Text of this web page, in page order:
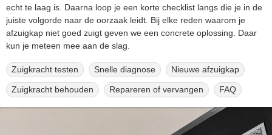
echt te laag is. Daarna loop je een korte checklist langs die je in de
juiste volgorde naar de oorzaak leidt. Bij elke reden waarom je
afzuigkap niet goed zuigt geven we een concrete oplossing. Daar
kun je meteen mee aan de slag.
Zuigkracht testen Snelle diagnose Nieuwe afzuigkap
Zuigkracht behouden Repareren of vervangen FAQ